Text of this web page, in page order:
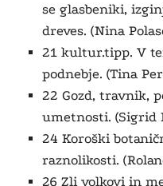
se glasbeniki,
dreves. (Nina
21 kultur.tipp. V
podnebje. (Tina
22 Gozd, travnik,
umetnosti. (Sigrid
24 Koroški
raznolikosti.
26 Zli volkovi in